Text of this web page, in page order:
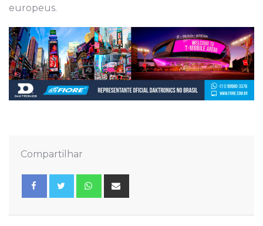
europeus.
Compartilhar
Whatsapp